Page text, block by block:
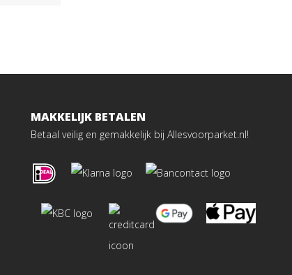
MAKKELIJK BETALEN
Betaal veilig en gemakkelijk bij Allesvoorparket.nl!